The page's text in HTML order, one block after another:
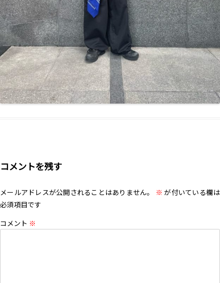
コメントを残す
メールアドレスが公開されることはありません。 ※ が付いている欄は
必須項目です
コメント ※